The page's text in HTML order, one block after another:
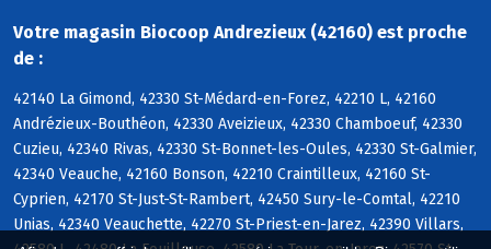
Votre magasin Biocoop Andrezieux (42160) est proche
de :
42140 La Gimond, 42330 St-Médard-en-Forez, 42210 L, 42160
Andrézieux-Bouthéon, 42330 Aveizieux, 42330 Chamboeuf, 42330
Cuzieu, 42340 Rivas, 42330 St-Bonnet-les-Oules, 42330 St-Galmier,
42340 Veauche, 42160 Bonson, 42210 Craintilleux, 42160 St-
Cyprien, 42170 St-Just-St-Rambert, 42450 Sury-le-Comtal, 42210
Unias, 42340 Veauchette, 42270 St-Priest-en-Jarez, 42390 Villars,